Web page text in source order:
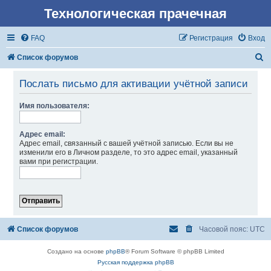
Технологическая прачечная
FAQ Вход
Регистрация
Список форумов
Послать письмо для активации учётной записи
Имя пользователя:
Адрес email:
Адрес email, связанный с вашей учётной записью. Если вы не
изменили его в Личном разделе, то это адрес email, указанный
вами при регистрации.
Список форумов Часовой пояс: UTC
Создано на основе phpBB® Forum Software © phpBB Limited
Русская поддержка phpBB